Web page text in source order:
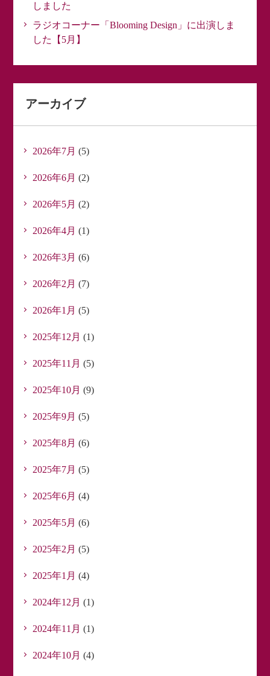
しました
ラジオコーナー「Blooming Design」に出演しま
した【5月】
アーカイブ
2026年7月 (5)
2026年6月 (2)
2026年5月 (2)
2026年4月 (1)
2026年3月 (6)
2026年2月 (7)
2026年1月 (5)
2025年12月 (1)
2025年11月 (5)
2025年10月 (9)
2025年9月 (5)
2025年8月 (6)
2025年7月 (5)
2025年6月 (4)
2025年5月 (6)
2025年2月 (5)
2025年1月 (4)
2024年12月 (1)
2024年11月 (1)
2024年10月 (4)